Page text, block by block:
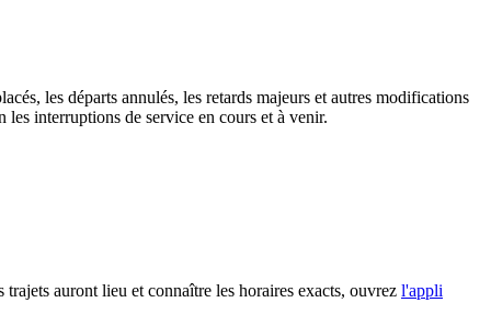
les départs annulés, les retards majeurs et autres modifications
interruptions de service en cours et à venir.
auront lieu et connaître les horaires exacts, ouvrez l'appli